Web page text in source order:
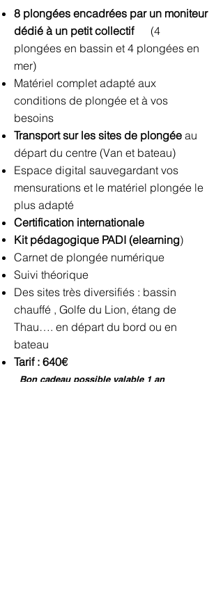
8 plongées encadrées par un moniteur
dédié à un petit collectif (4
plongées en bassin et 4 plongées en
mer)
Matériel complet adapté aux
conditions de plongée et à vos
besoins
Transport sur les sites de plongée au
départ du centre (Van et bateau)
Espace digital sauvegardant vos
mensurations et le matériel plongée le
plus adapté
Certification internationale
Kit pédagogique PADI (elearning)
Carnet de plongée numérique
Suivi théorique
Des sites très diversifiés : bassin
chauffé , Golfe du Lion, étang de
Thau…. en départ du bord ou en
bateau
Tarif : 640€
Bon cadeau possible valable 1 an